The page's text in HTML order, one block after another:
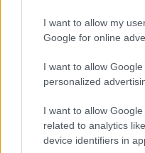
I want to allow my
Google for online
I want to allow
personalized
I want to allow
related to analytics
device identifiers in
M1 bővítés: már zajlik a
csomópont építése